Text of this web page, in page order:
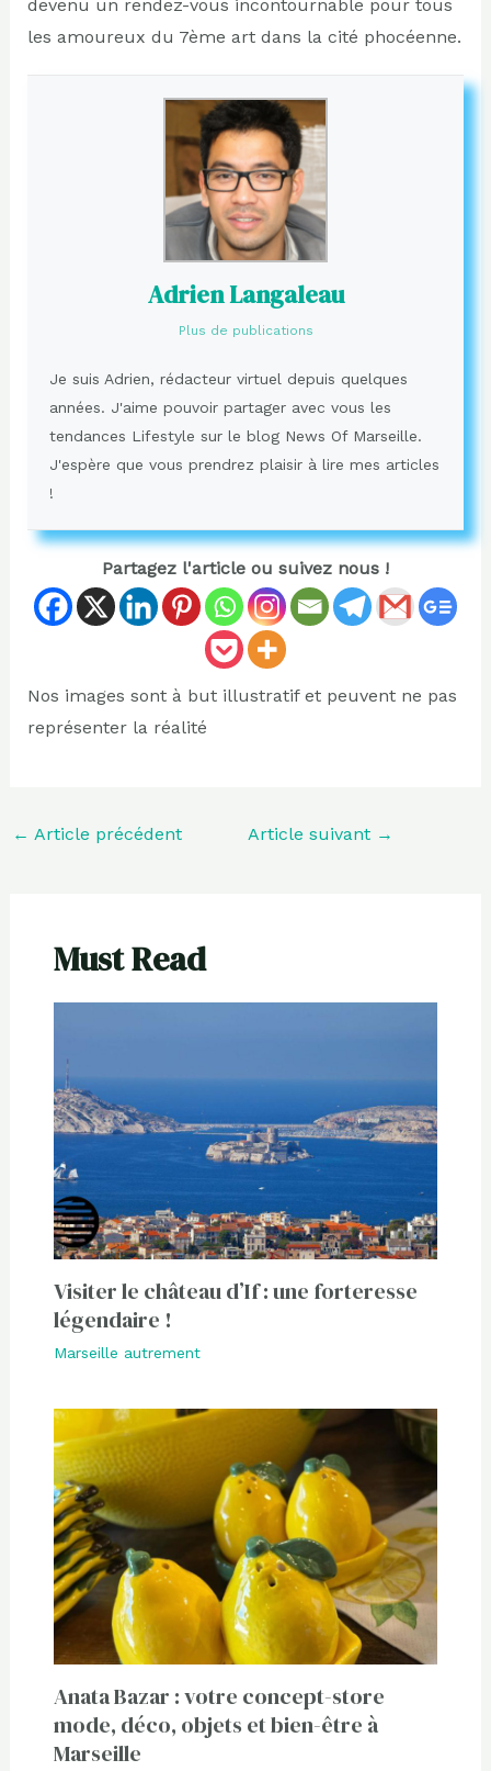
devenu un rendez-vous incontournable pour tous
les amoureux du 7ème art dans la cité phocéenne.
Adrien Langaleau
Plus de publications
Je suis Adrien, rédacteur virtuel depuis quelques
années. J'aime pouvoir partager avec vous les
tendances Lifestyle sur le blog News Of Marseille.
J'espère que vous prendrez plaisir à lire mes articles
!
Partagez l'article ou suivez nous !
Nos images sont à but illustratif et peuvent ne pas
représenter la réalité
← Article précédent Article suivant →
Must Read
Visiter le château d’If : une forteresse
légendaire !
Marseille autrement
Anata Bazar : votre concept-store
mode, déco, objets et bien-être à
Marseille